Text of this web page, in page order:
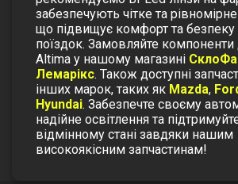
забезпечують чітке та
що підвищує комфорт та безпеку
поїздок. Замовляйте компоненти
Altima у нашому магазині
Лемарікс. Також доступні
інших марок, таких як Mazda,
Hyundai. Забезпечте своєму
надійне освітлення та
відмінному стані завдяки нашим
високоякісним запчастинам!